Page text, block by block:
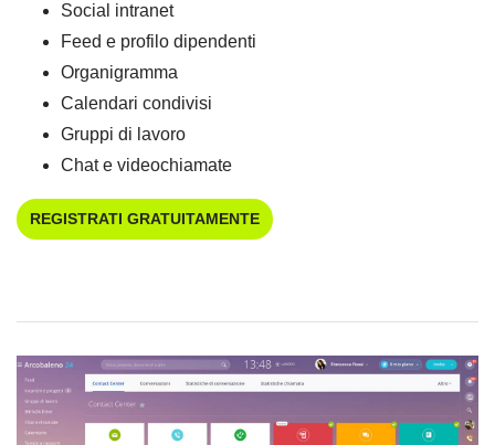
Social intranet
Feed e profilo dipendenti
Organigramma
Calendari condivisi
Gruppi di lavoro
Chat e videochiamate
REGISTRATI GRATUITAMENTE